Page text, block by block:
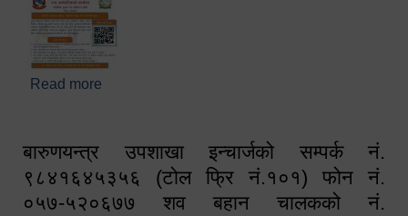
Read more
बारुणयन्त्र उपशाखा इन्चार्जको सम्पर्क नं.
९८४१६४५३५६ (टोल फ्रि नं.१०१) फोन नं.
०५७-५२०६७७ शव बहान चालकको नं.